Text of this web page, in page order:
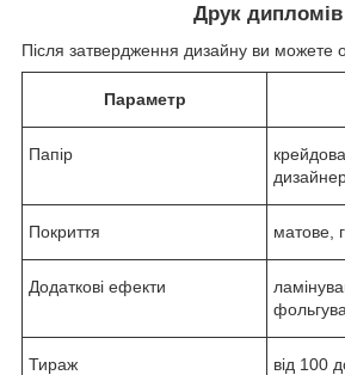
Друк дипломів
Після затвердження дизайну ви можете
Параметр
Папір
Покриття матове,
Додаткові ефекти
Тираж від 100